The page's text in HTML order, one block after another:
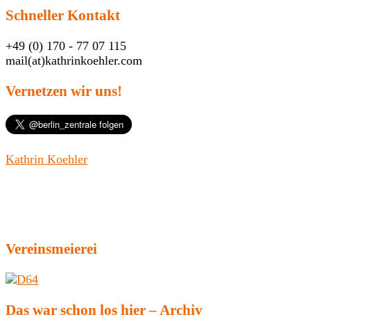
Schneller Kontakt
+49 (0) 170 - 77 07 115
mail(at)kathrinkoehler.com
Vernetzen wir uns!
Kathrin Koehler
Vereinsmeierei
Das war schon los hier – Archiv